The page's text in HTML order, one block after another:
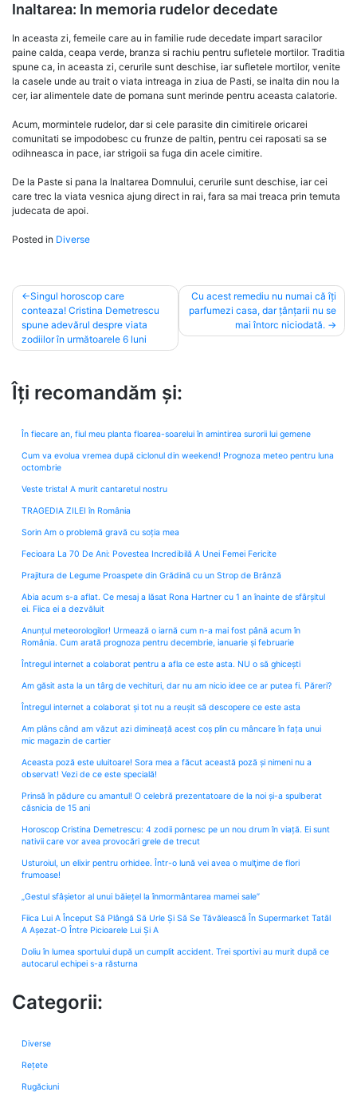
Inaltarea: In memoria rudelor decedate
In aceasta zi, femeile care au in familie rude decedate impart saracilor
paine calda, ceapa verde, branza si rachiu pentru sufletele mortilor. Traditia
spune ca, in aceasta zi, cerurile sunt deschise, iar sufletele mortilor, venite
la casele unde au trait o viata intreaga in ziua de Pasti, se inalta din nou la
cer, iar alimentele date de pomana sunt merinde pentru aceasta calatorie.
Acum, mormintele rudelor, dar si cele parasite din cimitirele oricarei
comunitati se impodobesc cu frunze de paltin, pentru cei raposati sa se
odihneasca in pace, iar strigoii sa fuga din acele cimitire.
De la Paste si pana la Inaltarea Domnului, cerurile sunt deschise, iar cei
care trec la viata vesnica ajung direct in rai, fara sa mai treaca prin temuta
judecata de apoi.
Posted in Diverse
Post
navigation
Singul horoscop care
conteaza! Cristina Demetrescu
spune adevărul despre viata
zodiilor în următoarele 6 luni
Cu acest remediu nu numai că îți
parfumezi casa, dar țânțarii nu se
mai întorc niciodată.
Îți recomandăm și:
În fiecare an, fiul meu planta floarea-soarelui în amintirea surorii lui gemene
Cum va evolua vremea după ciclonul din weekend! Prognoza meteo pentru luna
octombrie
Veste trista! A murit cantaretul nostru
TRAGEDIA ZILEI în România
Sorin Am o problemă gravă cu soția mea
Fecioara La 70 De Ani: Povestea Incredibilă A Unei Femei Fericite
Prajitura de Legume Proaspete din Grădină cu un Strop de Brânză
Abia acum s-a aflat. Ce mesaj a lăsat Rona Hartner cu 1 an înainte de sfârșitul
ei. Fiica ei a dezvăluit
Anunțul meteorologilor! Urmează o iarnă cum n-a mai fost până acum în
România. Cum arată prognoza pentru decembrie, ianuarie și februarie
Întregul internet a colaborat pentru a afla ce este asta. NU o să ghicești
Am găsit asta la un târg de vechituri, dar nu am nicio idee ce ar putea fi. Păreri?
Întregul internet a colaborat și tot nu a reușit să descopere ce este asta
Am plâns când am văzut azi dimineață acest coș plin cu mâncare în fața unui
mic magazin de cartier
Aceasta poză este uluitoare! Sora mea a făcut această poză și nimeni nu a
observat! Vezi de ce este specială!
Prinsă în pădure cu amantul! O celebră prezentatoare de la noi și-a spulberat
căsnicia de 15 ani
Horoscop Cristina Demetrescu: 4 zodii pornesc pe un nou drum în viață. Ei sunt
nativii care vor avea provocări grele de trecut
Usturoiul, un elixir pentru orhidee. Într-o lună vei avea o mulţime de flori
frumoase!
„Gestul sfâșietor al unui băiețel la înmormântarea mamei sale”
Fiica Lui A Început Să Plângă Să Urle Și Să Se Tăvălească În Supermarket Tatăl
A Așezat-O Între Picioarele Lui Și A
Doliu în lumea sportului după un cumplit accident. Trei sportivi au murit după ce
autocarul echipei s-a răsturna
Categorii:
Diverse
Rețete
Rugăciuni